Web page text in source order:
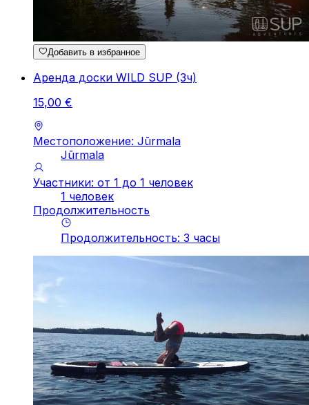
Добавить в избранное
Аренда доски WILD SUP (3ч)
15,00 €
Местоположение: Jūrmala
Jūrmala
Участники: от 1 до 1 человек
1 человек
Продолжительность
Продолжительность: 3 часы